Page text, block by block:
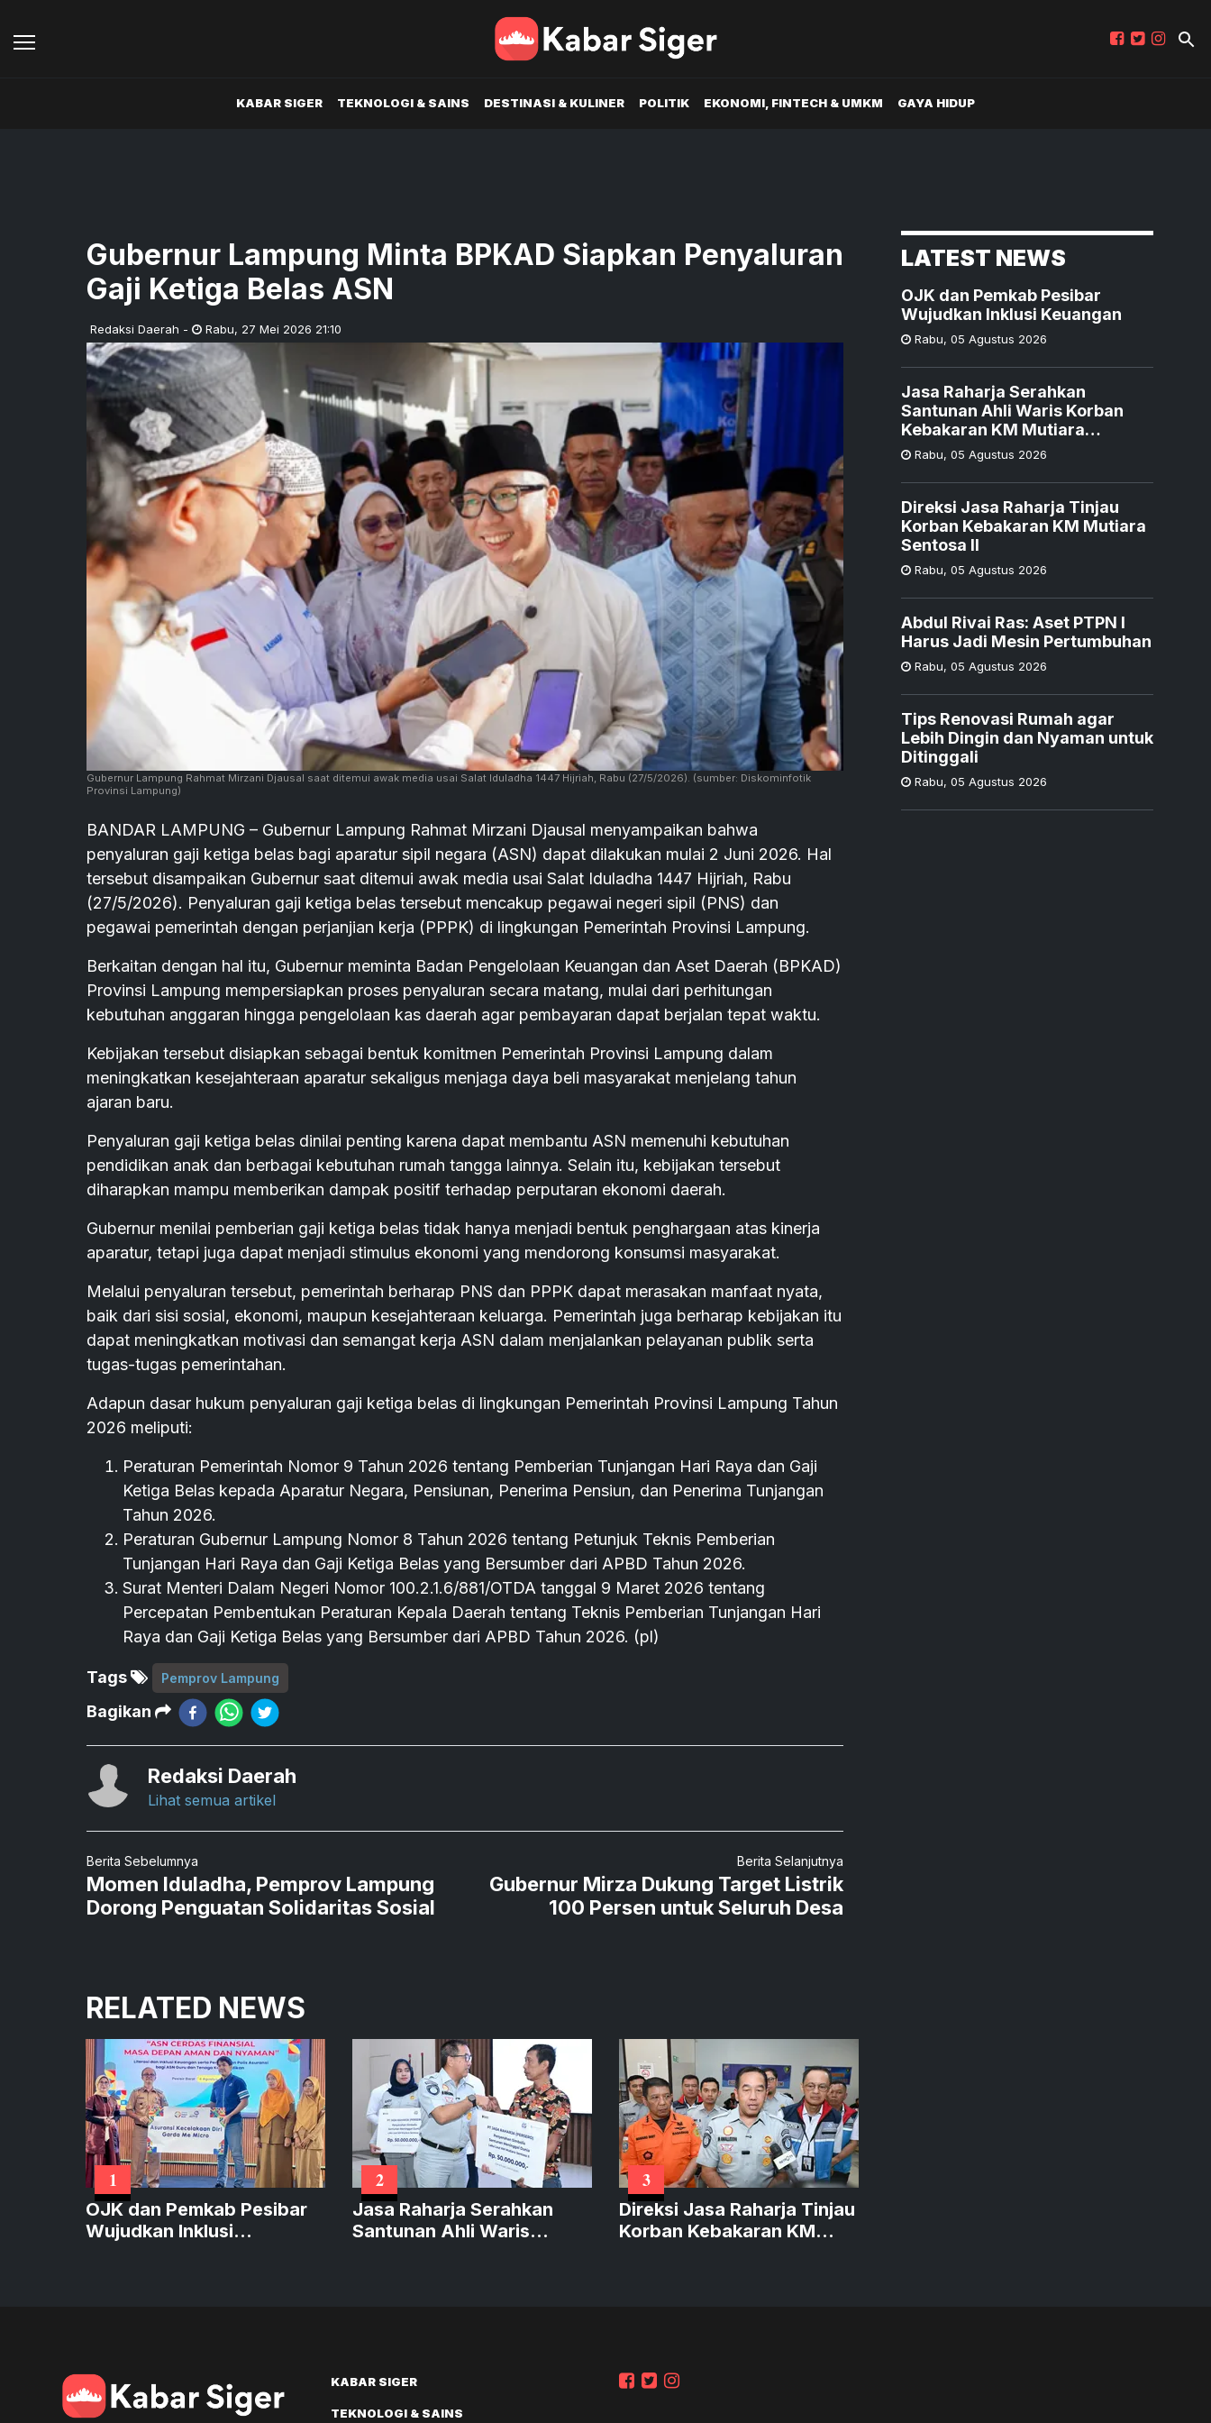
KABAR SIGER TEKNOLOGI & SAINS DESTINASI & KULINER POLITIK EKONOMI, FINTECH & UMKM GAYA HIDUP
Gubernur Lampung Minta BPKAD Siapkan Penyaluran
Gaji Ketiga Belas ASN
Redaksi Daerah - Rabu, 27 Mei 2026 21:10
Gubernur Lampung Rahmat Mirzani Djausal saat ditemui awak media usai Salat Iduladha 1447 Hijriah, Rabu (27/5/2026). (sumber: Diskominfotik
Provinsi Lampung)
BANDAR LAMPUNG – Gubernur Lampung Rahmat Mirzani Djausal menyampaikan bahwa
penyaluran gaji ketiga belas bagi aparatur sipil negara (ASN) dapat dilakukan mulai 2 Juni 2026. Hal
tersebut disampaikan Gubernur saat ditemui awak media usai Salat Iduladha 1447 Hijriah, Rabu
(27/5/2026). Penyaluran gaji ketiga belas tersebut mencakup pegawai negeri sipil (PNS) dan
pegawai pemerintah dengan perjanjian kerja (PPPK) di lingkungan Pemerintah Provinsi Lampung.
Berkaitan dengan hal itu, Gubernur meminta Badan Pengelolaan Keuangan dan Aset Daerah (BPKAD)
Provinsi Lampung mempersiapkan proses penyaluran secara matang, mulai dari perhitungan
kebutuhan anggaran hingga pengelolaan kas daerah agar pembayaran dapat berjalan tepat waktu.
Kebijakan tersebut disiapkan sebagai bentuk komitmen Pemerintah Provinsi Lampung dalam
meningkatkan kesejahteraan aparatur sekaligus menjaga daya beli masyarakat menjelang tahun
ajaran baru.
Penyaluran gaji ketiga belas dinilai penting karena dapat membantu ASN memenuhi kebutuhan
pendidikan anak dan berbagai kebutuhan rumah tangga lainnya. Selain itu, kebijakan tersebut
diharapkan mampu memberikan dampak positif terhadap perputaran ekonomi daerah.
Gubernur menilai pemberian gaji ketiga belas tidak hanya menjadi bentuk penghargaan atas kinerja
aparatur, tetapi juga dapat menjadi stimulus ekonomi yang mendorong konsumsi masyarakat.
Melalui penyaluran tersebut, pemerintah berharap PNS dan PPPK dapat merasakan manfaat nyata,
baik dari sisi sosial, ekonomi, maupun kesejahteraan keluarga. Pemerintah juga berharap kebijakan itu
dapat meningkatkan motivasi dan semangat kerja ASN dalam menjalankan pelayanan publik serta
tugas-tugas pemerintahan.
Adapun dasar hukum penyaluran gaji ketiga belas di lingkungan Pemerintah Provinsi Lampung Tahun
2026 meliputi:
Peraturan Pemerintah Nomor 9 Tahun 2026 tentang Pemberian Tunjangan Hari Raya dan Gaji
Ketiga Belas kepada Aparatur Negara, Pensiunan, Penerima Pensiun, dan Penerima Tunjangan
Tahun 2026.
Peraturan Gubernur Lampung Nomor 8 Tahun 2026 tentang Petunjuk Teknis Pemberian
Tunjangan Hari Raya dan Gaji Ketiga Belas yang Bersumber dari APBD Tahun 2026.
Surat Menteri Dalam Negeri Nomor 100.2.1.6/881/OTDA tanggal 9 Maret 2026 tentang
Percepatan Pembentukan Peraturan Kepala Daerah tentang Teknis Pemberian Tunjangan Hari
Raya dan Gaji Ketiga Belas yang Bersumber dari APBD Tahun 2026. (pl)
Tags Pemprov Lampung
Bagikan
Redaksi Daerah
Lihat semua artikel
Berita Sebelumnya
Momen Iduladha, Pemprov Lampung
Dorong Penguatan Solidaritas Sosial
Berita Selanjutnya
Gubernur Mirza Dukung Target Listrik
100 Persen untuk Seluruh Desa
LATEST NEWS
OJK dan Pemkab Pesibar
Wujudkan Inklusi Keuangan
Rabu, 05 Agustus 2026
Jasa Raharja Serahkan
Santunan Ahli Waris Korban
Kebakaran KM Mutiara
Sentosa II
Rabu, 05 Agustus 2026
Direksi Jasa Raharja Tinjau
Korban Kebakaran KM Mutiara
Sentosa II
Rabu, 05 Agustus 2026
Abdul Rivai Ras: Aset PTPN I
Harus Jadi Mesin Pertumbuhan
Rabu, 05 Agustus 2026
Tips Renovasi Rumah agar
Lebih Dingin dan Nyaman untuk
Ditinggali
Rabu, 05 Agustus 2026
RELATED NEWS
1
OJK dan Pemkab Pesibar
Wujudkan Inklusi
2
Jasa Raharja Serahkan
Santunan Ahli Waris
3
Direksi Jasa Raharja Tinjau
Korban Kebakaran KM
KABAR SIGER
TEKNOLOGI & SAINS